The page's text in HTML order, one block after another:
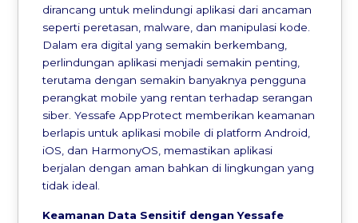
dirancang untuk melindungi aplikasi dari ancaman
seperti peretasan, malware, dan manipulasi kode.
Dalam era digital yang semakin berkembang,
perlindungan aplikasi menjadi semakin penting,
terutama dengan semakin banyaknya pengguna
perangkat mobile yang rentan terhadap serangan
siber. Yessafe AppProtect memberikan keamanan
berlapis untuk aplikasi mobile di platform Android,
iOS, dan HarmonyOS, memastikan aplikasi
berjalan dengan aman bahkan di lingkungan yang
tidak ideal.
Keamanan Data Sensitif dengan Yessafe